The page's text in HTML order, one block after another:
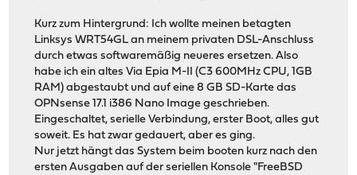
Kurz zum Hintergrund: Ich wollte meinen betagten
Linksys WRT54GL an meinem privaten DSL-Anschluss
durch etwas softwaremäßig neueres ersetzen. Also
habe ich ein altes Via Epia M-II (C3 600MHz CPU, 1GB
RAM) abgestaubt und auf eine 8 GB SD-Karte das
OPNsense 17.1 i386 Nano Image geschrieben.
Eingeschaltet, serielle Verbindung, erster Boot, alles gut
soweit. Es hat zwar gedauert, aber es ging.
Nur jetzt hängt das System beim booten kurz nach den
ersten Ausgaben auf der seriellen Konsole "FreeBSD